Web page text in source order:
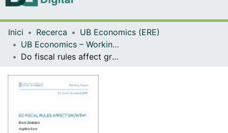
Navega per tot el DD
Inici Recerca
UB Economics (ERE)
UB Economics – Working Papers [ERE]
Do fiscal rules affect growth?